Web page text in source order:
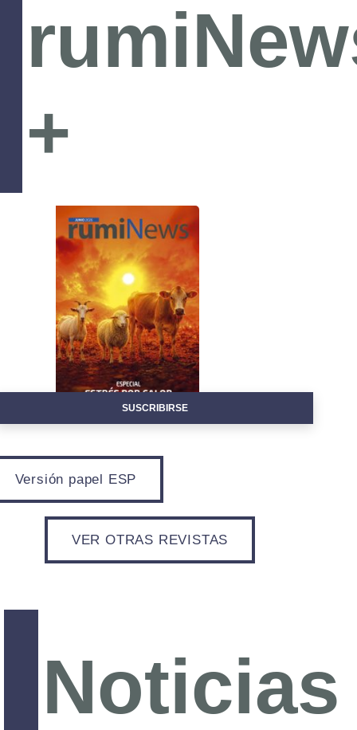
+
SUSCRIBIRSE
Versión papel ESP
VER OTRAS REVISTAS
Noticias